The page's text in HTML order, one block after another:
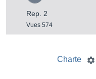
Rep. 2
Vues 574
Charte